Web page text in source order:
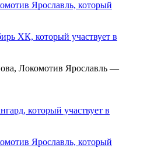
Локомотив Ярославль —